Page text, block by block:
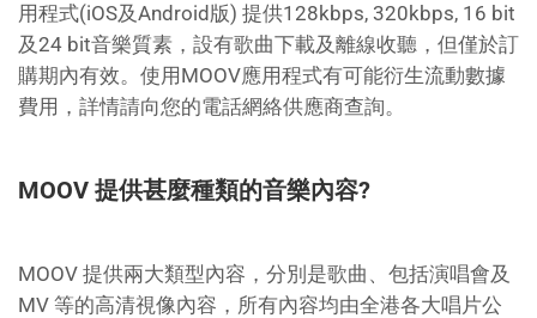
用程式(iOS及Android版) 提供128kbps, 320kbps, 16 bit
及24 bit音樂質素，設有歌曲下載及離線收聽，但僅於訂
購期內有效。使用MOOV應用程式有可能衍生流動數據
費用，詳情請向您的電話網絡供應商查詢。
MOOV 提供甚麼種類的音樂內容?
MOOV 提供兩大類型內容，分別是歌曲、包括演唱會及
MV 等的高清視像內容，所有內容均由全港各大唱片公